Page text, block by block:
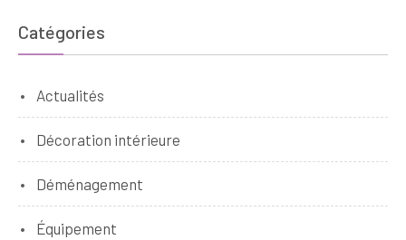
Catégories
Actualités
Décoration intérieure
Déménagement
Équipement